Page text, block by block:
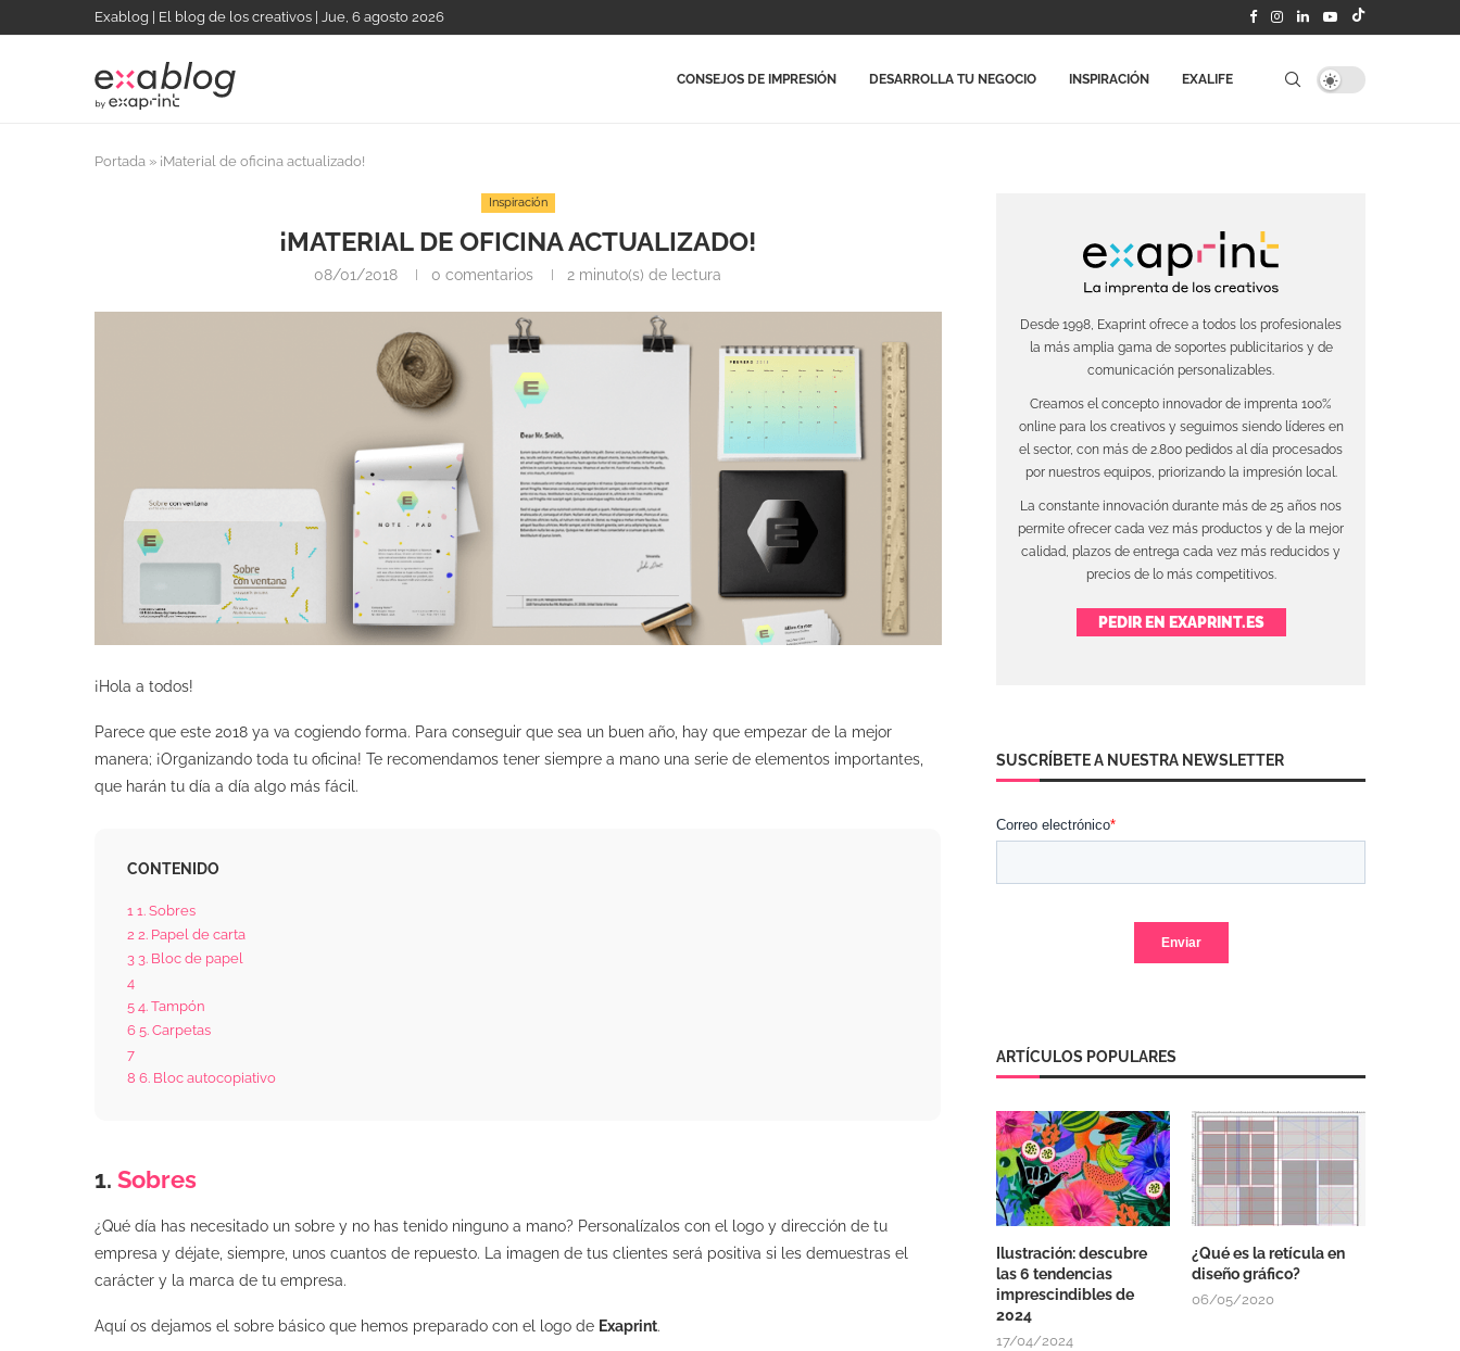
Exablog | El blog de los creativos | Jue, 6 agosto 2026
CONSEJOS DE IMPRESIÓN DESARROLLA TU NEGOCIO INSPIRACIÓN EXALIFE
Portada » ¡Material de oficina actualizado!
Inspiración
¡MATERIAL DE OFICINA ACTUALIZADO!
08/01/2018 0 comentarios 2 minuto(s) de lectura
¡Hola a todos!
Parece que este 2018 ya va cogiendo forma. Para conseguir que sea un buen año, hay que empezar de la mejor
manera; ¡Organizando toda tu oficina! Te recomendamos tener siempre a mano una serie de elementos importantes,
que harán tu día a día algo más fácil.
CONTENIDO
1 1. Sobres
2 2. Papel de carta
3 3. Bloc de papel
4
54. Tampón
65. Carpetas
7
8 6. Bloc autocopiativo
1. Sobres
¿Qué día has necesitado un sobre y no has tenido ninguno a mano? Personalízalos con el logo y dirección de tu
empresa y déjate, siempre, unos cuantos de repuesto. La imagen de tus clientes será positiva si les demuestras el
carácter y la marca de tu empresa.
Aquí os dejamos el sobre básico que hemos preparado con el logo de Exaprint.
Desde 1998, Exaprint ofrece a todos los profesionales
la más amplia gama de soportes publicitarios y de
comunicación personalizables.
Creamos el concepto innovador de imprenta 100%
online para los creativos y seguimos siendo líderes en
el sector, con más de 2.800 pedidos al día procesados
por nuestros equipos, priorizando la impresión local.
La constante innovación durante más de 25 años nos
permite ofrecer cada vez más productos y de la mejor
calidad, plazos de entrega cada vez más reducidos y
precios de lo más competitivos.
PEDIR EN EXAPRINT.ES
SUSCRÍBETE A NUESTRA NEWSLETTER
ARTÍCULOS POPULARES
Ilustración: descubre
las 6 tendencias
imprescindibles de
2024
17/04/2024
¿Qué es la retícula en
diseño gráfico?
06/05/2020